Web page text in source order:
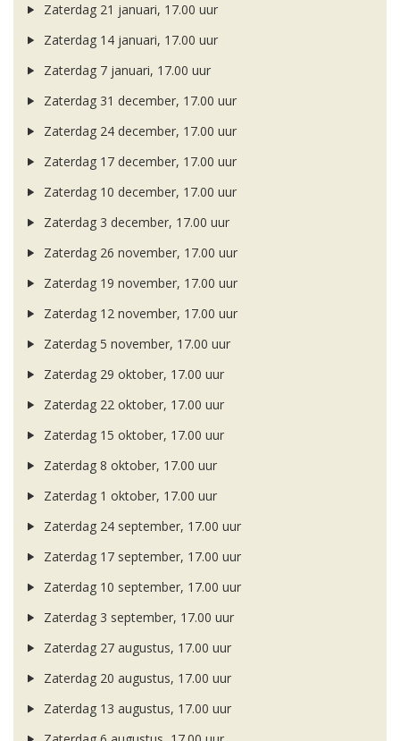
Zaterdag 21 januari, 17.00 uur
Zaterdag 14 januari, 17.00 uur
Zaterdag 7 januari, 17.00 uur
Zaterdag 31 december, 17.00 uur
Zaterdag 24 december, 17.00 uur
Zaterdag 17 december, 17.00 uur
Zaterdag 10 december, 17.00 uur
Zaterdag 3 december, 17.00 uur
Zaterdag 26 november, 17.00 uur
Zaterdag 19 november, 17.00 uur
Zaterdag 12 november, 17.00 uur
Zaterdag 5 november, 17.00 uur
Zaterdag 29 oktober, 17.00 uur
Zaterdag 22 oktober, 17.00 uur
Zaterdag 15 oktober, 17.00 uur
Zaterdag 8 oktober, 17.00 uur
Zaterdag 1 oktober, 17.00 uur
Zaterdag 24 september, 17.00 uur
Zaterdag 17 september, 17.00 uur
Zaterdag 10 september, 17.00 uur
Zaterdag 3 september, 17.00 uur
Zaterdag 27 augustus, 17.00 uur
Zaterdag 20 augustus, 17.00 uur
Zaterdag 13 augustus, 17.00 uur